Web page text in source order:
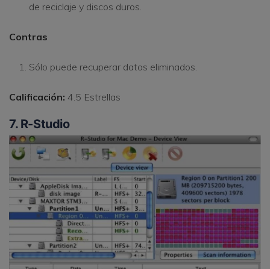
de reciclaje y discos duros.
Contras
Sólo puede recuperar datos eliminados.
Calificación: 4.5 Estrellas
7. R-Studio